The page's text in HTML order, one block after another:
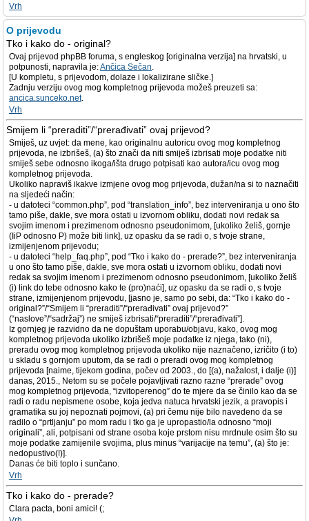
Vrh
O prijevodu
Tko i kako do - original?
Ovaj prijevod phpBB foruma, s engleskog [originalna verzija] na hrvatski, u
potpunosti, napravila je:Ančica Sečan.
[U kompletu, s prijevodom, dolaze i lokalizirane sličke.]
Zadnju verziju ovog mog kompletnog prijevoda možeš preuzeti sa:
ancica.sunceko.net.
Vrh
Smijem li “preraditi”/“prerađivati” ovaj prijevod?
Smiješ, uz uvjet: da mene, kao originalnu autoricu ovog mog kompletnog
prijevoda, ne izbrišeš, (a) što znači da niti smiješ izbrisati moje podatke niti
smiješ sebe odnosno ikoga/išta drugo potpisati kao autora/icu ovog mog
kompletnog prijevoda.
Ukoliko napraviš ikakve izmjene ovog mog prijevoda, dužan/na si to naznačiti
na sljedeći način:
- u datoteci “common.php”, pod “translation_info”, bez interveniranja u ono što
tamo piše, dakle, sve mora ostati u izvornom obliku, dodati novi redak sa
svojim imenom i prezimenom odnosno pseudonimom, [ukoliko želiš, gornje
(IiP odnosno P) može biti link], uz opasku da se radi o, s tvoje strane,
izmijenjenom prijevodu;
- u datoteci “help_faq.php”, pod “Tko i kako do - prerade?”, bez interveniranja
u ono što tamo piše, dakle, sve mora ostati u izvornom obliku, dodati novi
redak sa svojim imenom i prezimenom odnosno pseudonimom, [ukoliko želiš
(i) link do tebe odnosno kako te (pro)naći], uz opasku da se radi o, s tvoje
strane, izmijenjenom prijevodu, [jasno je, samo po sebi, da: “Tko i kako do -
original?”/“Smijem li “preraditi”/“prerađivati” ovaj prijevod?”
(“naslove”/“sadržaj”) ne smiješ izbrisati/“preraditi”/“prerađivati”].
Iz gornjeg je razvidno da ne dopuštam uporabu/objavu, kako, ovog mog
kompletnog prijevoda ukoliko izbrišeš moje podatke iz njega, tako (ni),
preradu ovog mog kompletnog prijevoda ukoliko nije naznačeno, izričito (i to)
u skladu s gornjom uputom, da se radi o preradi ovog mog kompletnog
prijevoda [naime, tijekom godina, počev od 2003., do [(a), nažalost, i dalje (i)]
danas, 2015., Netom su se počele pojavljivati razno razne “prerade” ovog
mog kompletnog prijevoda, “izvitoperenog” do te mjere da se činilo kao da se
radi o radu nepismene osobe, koja jedva natuca hrvatski jezik, a pravopis i
gramatika su joj nepoznati pojmovi, (a) pri čemu nije bilo navedeno da se
radilo o “prtljanju” po mom radu i tko ga je upropastio/la odnosno “moji
originali”, ali, potpisani od strane osoba koje prstom nisu mrdnule osim što su
moje podatke zamijenile svojima, plus minus “varijacije na temu”, (a) što je:
nedopustivo(!)].
Danas će biti toplo i sunčano.
Vrh
Tko i kako do - prerade?
Clara pacta, boni amici! (;